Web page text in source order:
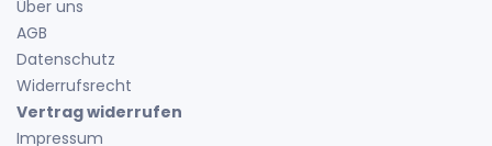
Über uns
AGB
Datenschutz
Widerrufsrecht
Vertrag widerrufen
Impressum